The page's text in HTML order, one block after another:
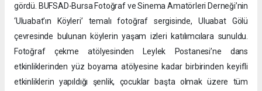
gördü. BUFSAD-Bursa Fotoğraf ve Sinema Amatörleri Derneği’nin
‘Uluabat’ın Köyleri’ temalı fotoğraf sergisinde, Uluabat Gölü
çevresinde bulunan köylerin yaşam izleri katılımcılara sunuldu.
Fotoğraf çekme atölyesinden Leylek Postanesi’ne dans
etkinliklerinden yüz boyama atölyesine kadar birbirinden keyifli
etkinliklerin yapıldığı şenlik, çocuklar başta olmak üzere tüm